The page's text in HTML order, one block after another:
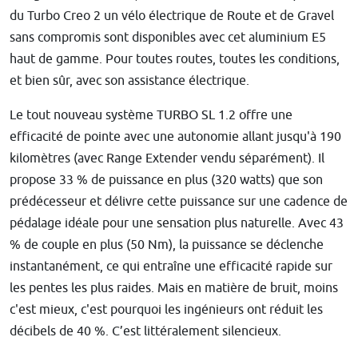
du Turbo Creo 2 un vélo électrique de Route et de Gravel
sans compromis sont disponibles avec cet aluminium E5
haut de gamme. Pour toutes routes, toutes les conditions,
et bien sûr, avec son assistance électrique.
Le tout nouveau système TURBO SL 1.2 offre une
efficacité de pointe avec une autonomie allant jusqu'à 190
kilomètres (avec Range Extender vendu séparément). Il
propose 33 % de puissance en plus (320 watts) que son
prédécesseur et délivre cette puissance sur une cadence de
pédalage idéale pour une sensation plus naturelle. Avec 43
% de couple en plus (50 Nm), la puissance se déclenche
instantanément, ce qui entraîne une efficacité rapide sur
les pentes les plus raides. Mais en matière de bruit, moins
c'est mieux, c'est pourquoi les ingénieurs ont réduit les
décibels de 40 %. C’est littéralement silencieux.